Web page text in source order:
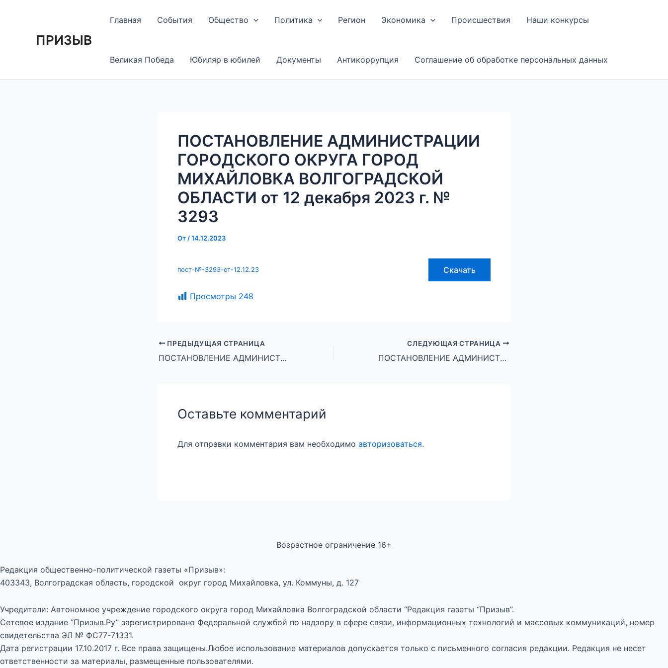
ПРИЗЫВ
Главная События Общество Политика Регион Экономика Происшествия Наши конкурсы
Великая Победа Юбиляр в юбилей Документы Антикоррупция Соглашение об обработке персональных данных
ПОСТАНОВЛЕНИЕ АДМИНИСТРАЦИИ
ГОРОДСКОГО ОКРУГА ГОРОД
МИХАЙЛОВКА ВОЛГОГРАДСКОЙ
ОБЛАСТИ от 12 декабря 2023 г. №
3293
От /14.12.2023
пост-№-3293-от-12.12.23 Скачать
Просмотры 248
по
ПРЕДЫДУЩАЯ СТРАНИЦА
ПОСТАНОВЛЕНИЕ АДМИНИСТРАЦИИ ГОРОДСКОГО ОКРУГА ГОРОД МИХАЙЛОВКА ВОЛГОГРАДСКОЙ ОБЛАСТИ от 08 декабря 2023 г. № 3271
СЛЕДУЮЩАЯ СТРАНИЦА
ПОСТАНОВЛЕНИЕ АДМИНИСТРАЦИЯ ГОРОДСКОГО ОКРУГАГОРОД МИХАЙЛОВКА ВОЛГОГРАДСКОЙ ОБЛАСТИ от 12 декабря 2023 г. № 3294
Оставьте комментарий
Для отправки комментария вам необходимо авторизоваться.
Возрастное ограничение 16+
Редакция общественно-политической газеты «Призыв»:
403343, Волгоградская область, городской округ город Михайловка, ул. Коммуны, д. 127
Учредители: Автономное учреждение городского округа город Михайловка Волгоградской области “Редакция газеты “Призыв”.
Сетевое издание “Призыв.Ру” зарегистрировано Федеральной службой по надзору в сфере связи, информационных технологий и массовых коммуникаций, номер
свидетельства ЭЛ № ФС77-71331.
Дата регистрации 17.10.2017 г. Все права защищены.Любое использование материалов допускается только с письменного согласия редакции. Редакция не несет
ответственности за материалы, размещенные пользователями.